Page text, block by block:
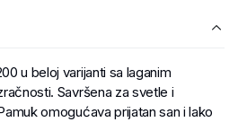
u beloj varijanti sa laganim
Savršena za svetle i
omogućava prijatan san i lako